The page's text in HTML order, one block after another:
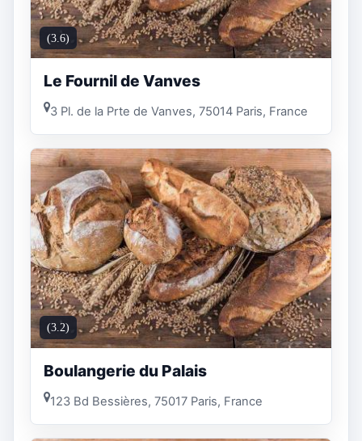
(3.6)
Le Fournil de Vanves
3 Pl. de la Prte de Vanves, 75014 Paris, France
(3.2)
Boulangerie du Palais
123 Bd Bessières, 75017 Paris, France